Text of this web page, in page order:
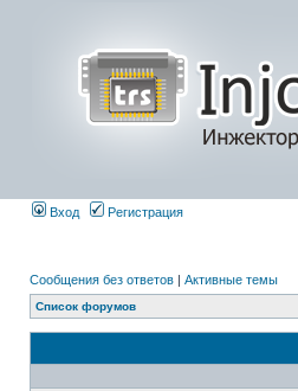
Вход Регистрация
Сообщения без ответов | Активные темы
Список форумов